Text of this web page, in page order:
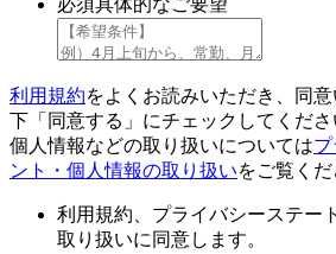
利用規約をよくお読みいただき、同
下「同意する」にチェックしてくださ
個人情報などの取り扱いについては
ント・個人情報の取り扱いをご覧くだ
利用規約、プライバシーステー
取り扱いに同意します。